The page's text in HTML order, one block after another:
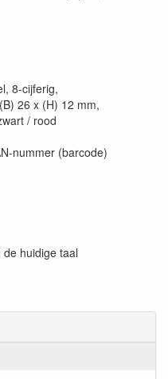
8-cijferig,
26 x (H) 12 mm,
/ rood
nummer (barcode)
huidige taal